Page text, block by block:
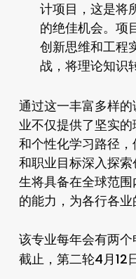
计项目，这是将
的绝佳机会。项
创新思维和工程
战，将理论知识
通过这一丰富多样
业不仅提供了坚实
和个性化学习路径
和职业目标深入探
生将具备在全球范
的能力，为各行各业
该专业每年会有两个
截止，第二轮4月12